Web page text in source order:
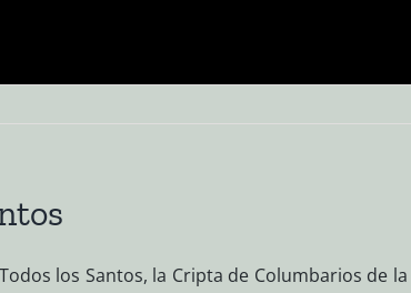
los Santos, la Cripta de Columbarios de